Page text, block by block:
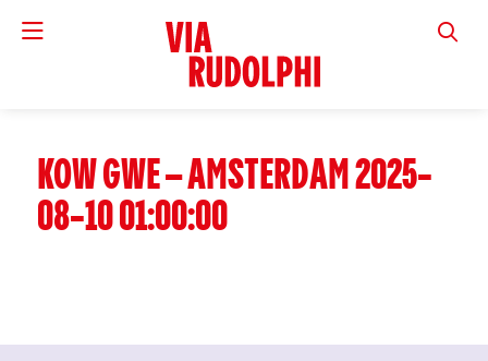
VIA
KOW GWE – AMSTERDAM 2025-
08-10 01:00:00